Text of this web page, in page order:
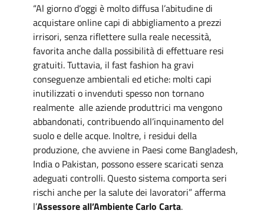
“Al giorno d’oggi è molto diffusa l’abitudine di
acquistare online capi di abbigliamento a prezzi
irrisori, senza riflettere sulla reale necessità,
favorita anche dalla possibilità di effettuare resi
gratuiti. Tuttavia, il fast fashion ha gravi
conseguenze ambientali ed etiche: molti capi
inutilizzati o invenduti spesso non tornano
realmente alle aziende produttrici ma vengono
abbandonati, contribuendo all’inquinamento del
suolo e delle acque. Inoltre, i residui della
produzione, che avviene in Paesi come Bangladesh,
India o Pakistan, possono essere scaricati senza
adeguati controlli. Questo sistema comporta seri
rischi anche per la salute dei lavoratori” afferma
l’Assessore all’Ambiente Carlo Carta.